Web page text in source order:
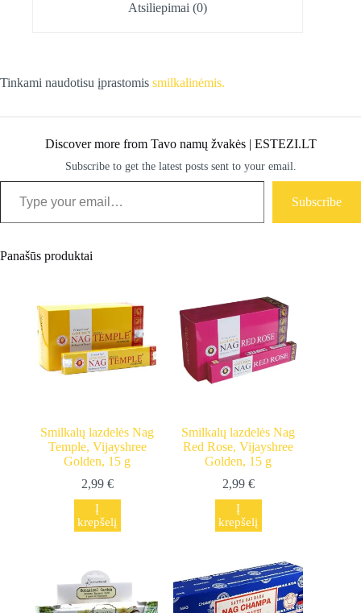
Atsiliepimai (0)
Tinkami naudotisu įprastomis smilkalinėmis.
Discover more from Tavo namų žvakės | ESTEZI.LT
Subscribe to get the latest posts sent to your email.
Type your email…
Subscribe
Panašūs produktai
Smilkalų lazdelės Nag
Temple, Vijayshree
Golden, 15 g
2,99 €
Į
krepšelį
Smilkalų lazdelės Nag
Red Rose, Vijayshree
Golden, 15 g
2,99 €
Į
krepšelį